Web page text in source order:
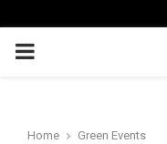
PRIMARY
Home
Green Events